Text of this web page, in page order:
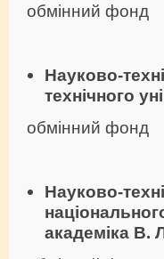
обмінний фонд
Науково-
технічного
обмінний фонд
Науково-
академіка В.